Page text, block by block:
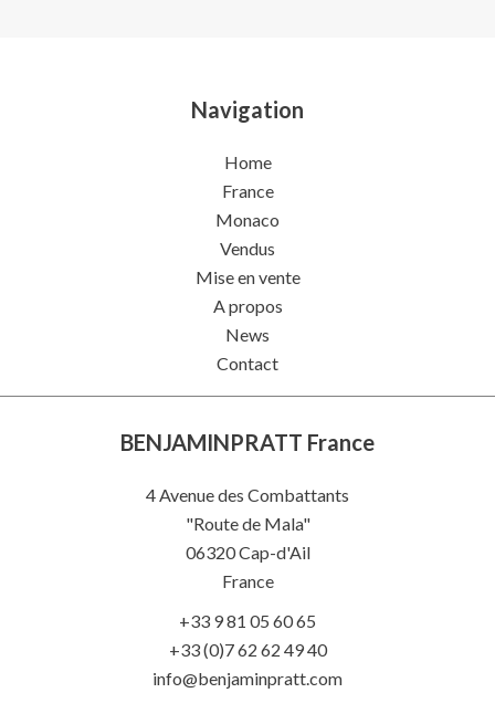
Navigation
Home
France
Monaco
Vendus
Mise en vente
A propos
News
Contact
BENJAMINPRATT France
4 Avenue des Combattants
"Route de Mala"
06320Cap-d'Ail
France
+33 9 81 05 60 65
+33 (0)7 62 62 49 40
info@benjaminpratt.com